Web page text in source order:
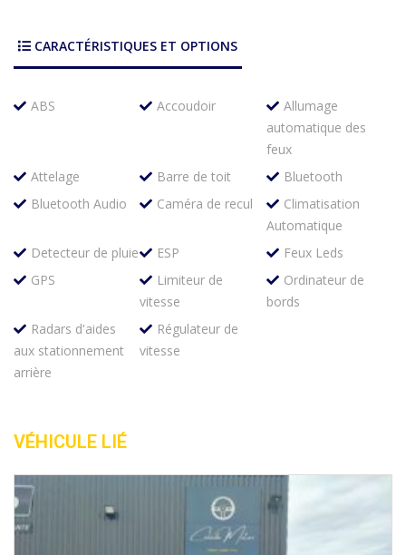
CARACTÉRISTIQUES ET OPTIONS
ABS Accoudoir
Allumage
automatique des
feux
Attelage
Barre de toit
Bluetooth
Bluetooth Audio
Caméra de recul
Climatisation
Automatique
Detecteur de pluie
ESP
Feux Leds
GPS
Limiteur de
vitesse
Ordinateur de
bords
Radars d'aides
aux stationnement
arrière
Régulateur de
vitesse
VÉHICULE LIÉ